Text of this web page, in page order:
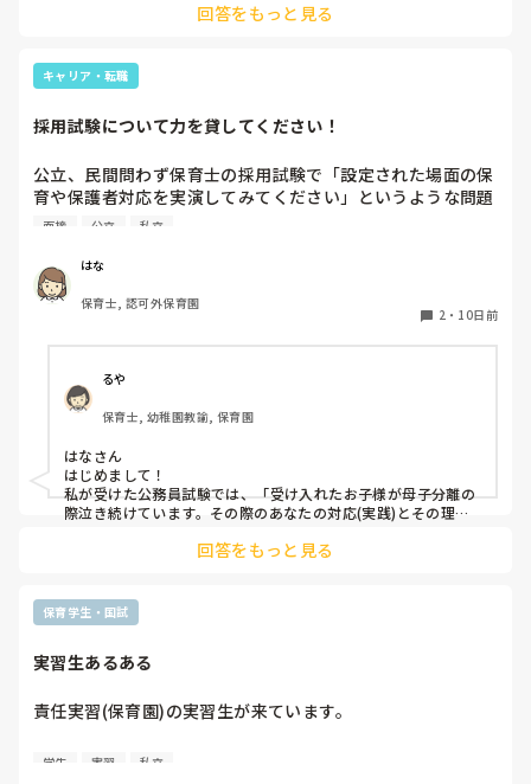
ネムリラ(ベビーラック)の園は午睡の際にコットを使用してい
た。
回答をもっと見る
キャリア・転職
採用試験について力を貸してください！
公立、民間問わず保育士の採用試験で「設定された場面の保
育や保護者対応を実演してみてください」というような問題
を出された方いらっしゃいますか？
が、先日面接で初めて「子ども同士のトラブルがあったこと
をどのように保護者に伝えるかやってみてください」と言わ
れて一瞬固まってしまいました。調べてみると誕生日会など
ませんが、今後他の園も受ける予定なのでこういう問題を想
定して練習しておきたいです。もしこのような問題の経験が
ある方がいらっしゃったら、どのような問題だったか教えて
いただきたいです。
経験のない方でもこんなテーマもあるのでは？など思いつく
ことがあればなんでもいいので教えていただきたいです。よ
ろしくお願いします。
面接 公立 私立
はな
保育士, 認可外保育園
2・ 10日前
るや
保育士, 幼稚園教諭, 保育園
はなさん
はじめまして！
私が受けた公務員試験では、「受け入れたお子様が母子分離の
際泣き続けています。その際のあなたの対応(実践)とその理由
当時は新入園児なのか、いつも泣いている子なのか、いつも泣
じだと気づきました。
試験で急に言われると焦りますよね。
回答をもっと見る
保育学生・国試
実習生あるある
責任実習(保育園)の実習生が来ています。
責任実習の子だからある程度、｢なにか手伝えるとことって
学生 実習 私立